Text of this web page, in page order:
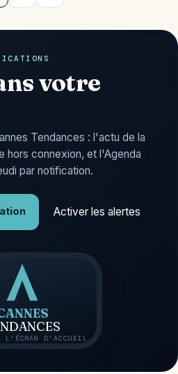
votre
Tendances : l'actu de la
hors connexion, et l'Agenda
par notification.
Activer les alertes
L'ÉCRAN D'ACCUEIL